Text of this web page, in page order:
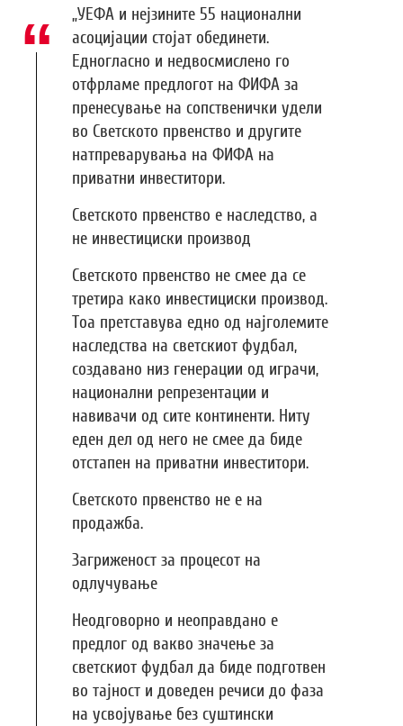
„УЕФА и нејзините 55 национални
асоцијации стојат обединети.
Едногласно и недвосмислено го
отфрламе предлогот на ФИФА за
пренесување на сопственички удели
во Светското првенство и другите
натпреварувања на ФИФА на
приватни инвеститори.
Светското првенство е наследство, а
не инвестициски производ
Светското првенство не смее да се
третира како инвестициски производ.
Тоа претставува едно од најголемите
наследства на светскиот фудбал,
создавано низ генерации од играчи,
национални репрезентации и
навивачи од сите континенти. Ниту
еден дел од него не смее да биде
отстапен на приватни инвеститори.
Светското првенство не е на
продажба.
Загриженост за процесот на
одлучување
Неодговорно и неоправдано е
предлог од вакво значење за
светскиот фудбал да биде подготвен
во тајност и доведен речиси до фаза
на усвојување без суштински